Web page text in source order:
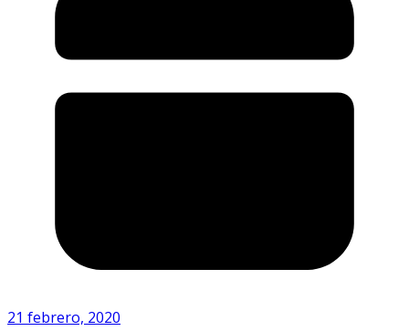
21 febrero, 2020